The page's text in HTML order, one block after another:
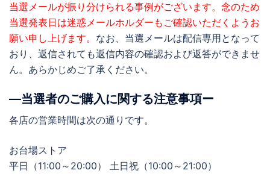
当選メールが振り分けられる事例がございます。念のため
当選発表日は迷惑メールホルダーもご確認いただくようお
願い申し上げます。 なお、当選メールは配信専用となって
おり、返信されても返信内容の確認および返答ができませ
ん。あらかじめご了承ください。
―当選者のご購入に関する注意事項ー
各店の営業時間は次の通りです。
お台場ストア
平日（11:00～20:00） 土日祝（10:00～21:00）